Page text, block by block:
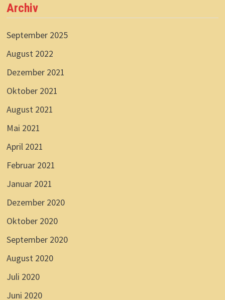
Archiv
September 2025
August 2022
Dezember 2021
Oktober 2021
August 2021
Mai 2021
April 2021
Februar 2021
Januar 2021
Dezember 2020
Oktober 2020
September 2020
August 2020
Juli 2020
Juni 2020